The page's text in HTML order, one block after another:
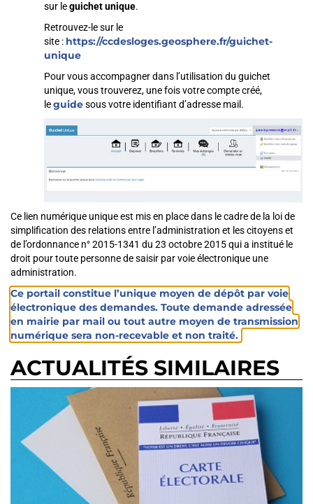
sur leguichet unique.
Retrouvez-le sur le
site : https://ccdesloges.geosphere.fr/guichet-
unique
Pour vous accompagner dans l’utilisation du guichet
unique, vous trouverez, une fois votre compte créé,
leguidesous votre identifiant d’adresse mail.
Ce lien numérique unique est mis en place dans le cadre de la loi de
simplification des relations entre l’administration et les citoyens et
de l’ordonnance n° 2015-1341 du 23 octobre 2015 qui a institué le
droit pour toute personne de saisir par voie électronique une
administration.
Ce portail constitue l’unique moyen de dépôt par voie
électronique des demandes. Toute demande adressée
en mairie par mail ou tout autre moyen de transmission
numérique sera non-recevable et non traité.
ACTUALITÉS SIMILAIRES